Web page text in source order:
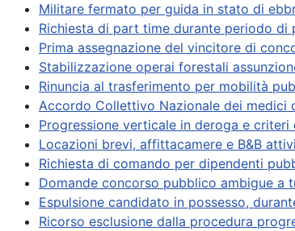
Militare fermato per guida in stato di
Richiesta di part time durante periodo
Prima assegnazione del vincitore di
Stabilizzazione operai forestali
Rinuncia al trasferimento per mobilità
Accordo Collettivo Nazionale dei medici
Progressione verticale in deroga e
Locazioni brevi, affittacamere e B&B
Richiesta di comando per dipendenti
Domande concorso pubblico ambigue a
Espulsione candidato in possesso,
Ricorso esclusione dalla procedura